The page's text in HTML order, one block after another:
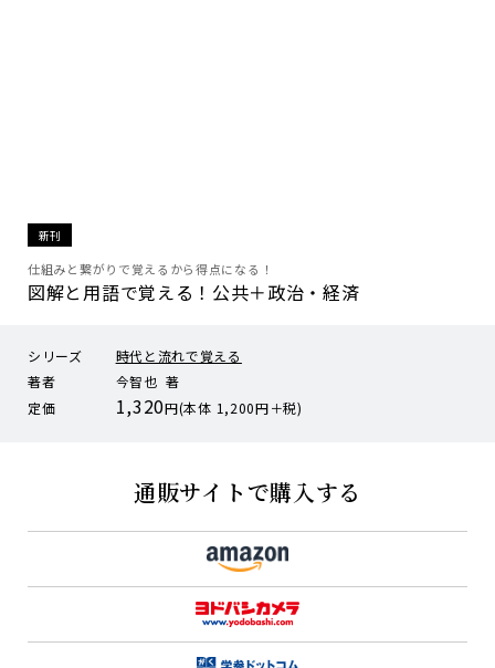
新刊
仕組みと繋がりで覚えるから得点になる！
図解と用語で覚える！公共＋政治・経済
シリーズ
時代と流れで覚える
著者
今智也 著
定価
1,320円(本体 1,200円＋税)
通販サイトで購入する